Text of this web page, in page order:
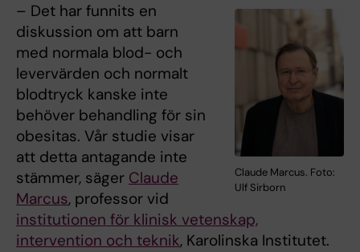
Claude Marcus. Foto:
Ulf Sirborn
– Det har funnits en
diskussion om att barn
med normala blod- och
levervärden och normalt
blodtryck kanske inte
behöver behandling för sin
obesitas. Vår studie visar
att detta antagande inte
stämmer, säger Claude
Marcus, professor vid
institutionen för klinisk vetenskap,
intervention och teknik, Karolinska Institutet.